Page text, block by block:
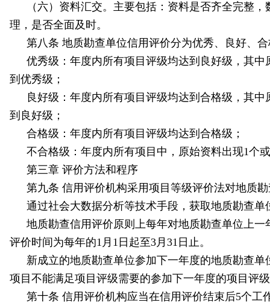
（六）资料汇交。主要包括：资料是否齐全完整
理，是否全面及时。
第八条 地质勘查单位信用评价分为优秀、良好、
优秀级：年度内所有项目评级均达到良好级，其
到优秀级；
良好级：年度内所有项目评级均达到合格级，其
到良好级；
合格级：年度内所有项目评级均达到合格级；
不合格级：年度内所有项目中，原始资料出现1个
第三章 评价方法和程序
第九条 信用评价机构采用项目等级评价法对地质
通过社会大数据分析等技术手段，获取地质勘查
地质勘查信用评价原则上每年对地质勘查单位上
评价时间为每年的1月1日起至3月31日止。
新成立的地质勘查单位参加下一年度的地质勘查
项目不能满足项目评级需要的参加下一年度的项目评
第十条 信用评价机构应当在信用评价结束后5个工